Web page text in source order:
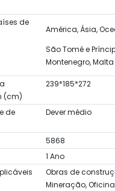
de
América, Ásia,
São Tomé e
Montenegro, Malta
(cm)
239*185*272
de
Dever médio
5868
1 Ano
Obras de
Mineração,